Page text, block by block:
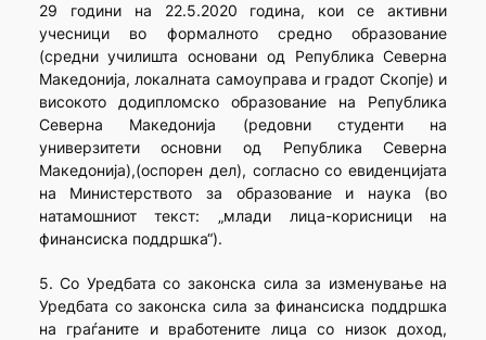
29 години на 22.5.2020 година, кои се активни
учесници во формалното средно образование
(средни училишта основани од Република Северна
Македонија, локалната самоуправа и градот Скопје) и
високото додипломско образование на Република
Северна Македонија (редовни студенти на
универзитети основни од Република Северна
Македонија),(оспорен дел), согласно со евиденцијата
на Министерството за образование и наука (во
натамошниот текст: „млади лица-корисници на
финансиска поддршка“).
5. Со Уредбата со законска сила за изменување на
Уредбата со законска сила за финансиска поддршка
на граѓаните и вработените лица со низок доход,